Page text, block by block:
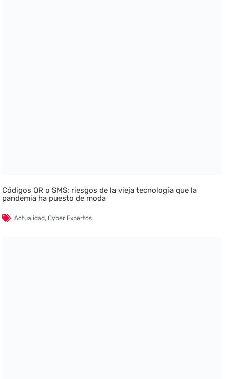
Códigos QR o SMS: riesgos de la vieja tecnología que la
pandemia ha puesto de moda
Actualidad,Cyber Expertos